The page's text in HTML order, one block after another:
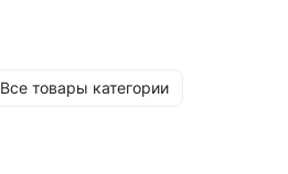
Все товары категории